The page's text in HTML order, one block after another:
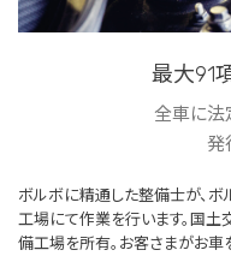
最大91
全車に法
発
ボルボに精通した整備士が、
工場にて作業を行います。国
備工場を所有。お客さまがお